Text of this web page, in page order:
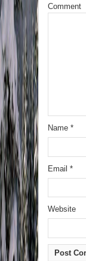
Comment
Name *
Email *
Website